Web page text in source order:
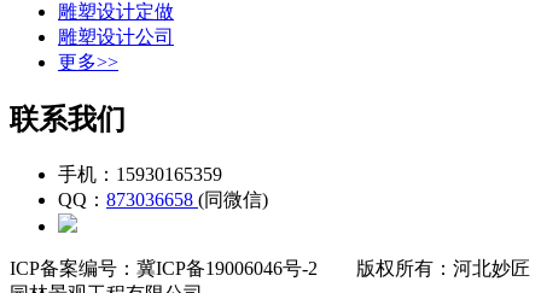
雕塑设计定做
雕塑设计公司
更多>>
联系我们
手机：15930165359
QQ： 873036658 (同微信)
ICP备案编号：冀ICP备19006046号-2
版权所有：河北妙匠